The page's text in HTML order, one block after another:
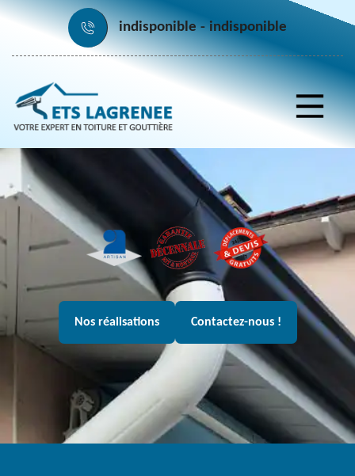
indisponible indisponible
Nos réalisations Contactez-nous !